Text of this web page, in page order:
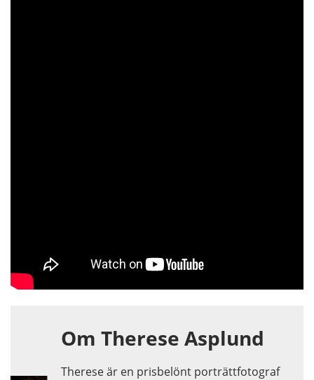
Om Therese Asplund
Therese är en prisbelönt porträttfotograf